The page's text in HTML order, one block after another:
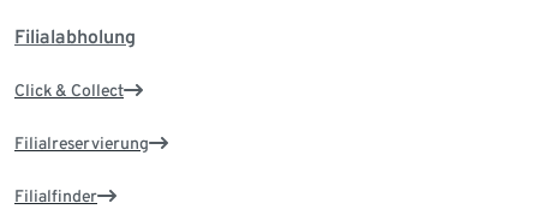
Filialabholung
Click & Collect
Filialreservierung
Filialfinder